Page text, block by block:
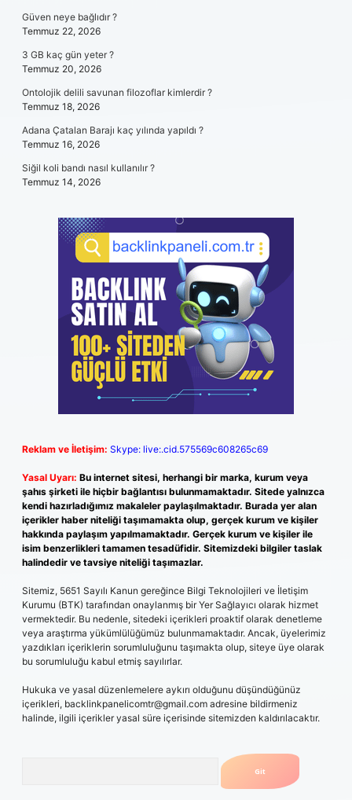
Güven neye bağlıdır ?
Temmuz 22, 2026
3 GB kaç gün yeter ?
Temmuz 20, 2026
Ontolojik delili savunan filozoflar kimlerdir ?
Temmuz 18, 2026
Adana Çatalan Barajı kaç yılında yapıldı ?
Temmuz 16, 2026
Siğil koli bandı nasıl kullanılır ?
Temmuz 14, 2026
Reklam ve İletişim: Skype: live:.cid.575569c608265c69
Yasal Uyarı: Bu internet sitesi, herhangi bir marka, kurum veya
şahıs şirketi ile hiçbir bağlantısı bulunmamaktadır. Sitede yalnızca
kendi hazırladığımız makaleler paylaşılmaktadır. Burada yer alan
içerikler haber niteliği taşımamakta olup, gerçek kurum ve kişiler
hakkında paylaşım yapılmamaktadır. Gerçek kurum ve kişiler ile
isim benzerlikleri tamamen tesadüfidir. Sitemizdeki bilgiler taslak
halindedir ve tavsiye niteliği taşımazlar.
Sitemiz, 5651 Sayılı Kanun gereğince Bilgi Teknolojileri ve İletişim
Kurumu (BTK) tarafından onaylanmış bir Yer Sağlayıcı olarak hizmet
vermektedir. Bu nedenle, sitedeki içerikleri proaktif olarak denetleme
veya araştırma yükümlülüğümüz bulunmamaktadır. Ancak, üyelerimiz
yazdıkları içeriklerin sorumluluğunu taşımakta olup, siteye üye olarak
bu sorumluluğu kabul etmiş sayılırlar.
Hukuka ve yasal düzenlemelere aykırı olduğunu düşündüğünüz
içerikleri, backlinkpanelicomtr@gmail.com adresine bildirmeniz
halinde, ilgili içerikler yasal süre içerisinde sitemizden kaldırılacaktır.